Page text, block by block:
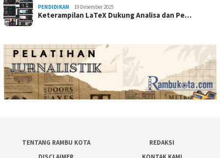
PENDIDIKAN 19 Desember 2025
Keterampilan LaTeX Dukung Analisa dan Pe…
TENTANG RAMBU KOTA
REDAKSI